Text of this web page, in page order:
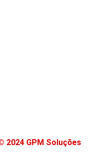
2024 GPM Soluções